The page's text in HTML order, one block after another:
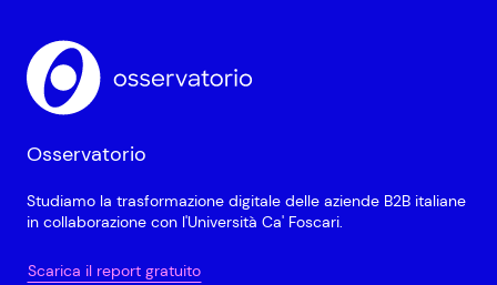
Osservatorio
Studiamo la trasformazione digitale delle aziende B2B italiane
in collaborazione con l'Università Ca' Foscari.
Scarica il report gratuito